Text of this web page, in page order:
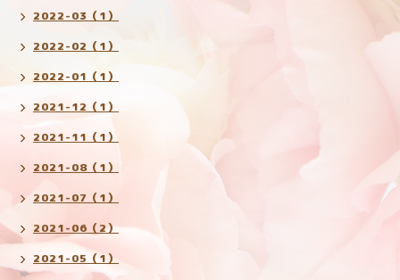
2022-03（1）
2022-02（1）
2022-01（1）
2021-12（1）
2021-11（1）
2021-08（1）
2021-07（1）
2021-06（2）
2021-05（1）